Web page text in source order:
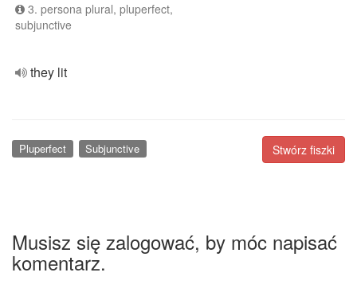
3. persona plural, pluperfect,
subjunctive
they lit
Stwórz fiszki
Pluperfect Subjunctive
Musisz się zalogować, by móc napisać
komentarz.